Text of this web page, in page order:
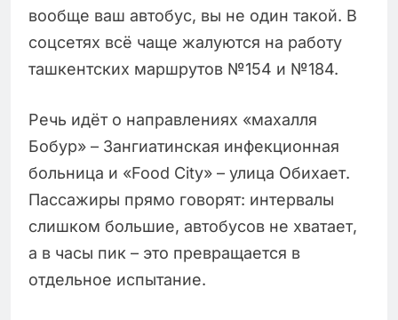
вообще ваш автобус, вы не один такой. В
соцсетях всё чаще жалуются на работу
ташкентских маршрутов №154 и №184.
Речь идёт о направлениях «махалля
Бобур» – Зангиатинская инфекционная
больница и «Food City» – улица Обихает.
Пассажиры прямо говорят: интервалы
слишком большие, автобусов не хватает,
а в часы пик – это превращается в
отдельное испытание.